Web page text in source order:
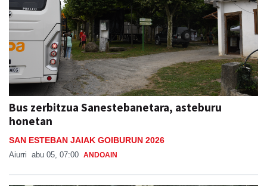
Bus zerbitzua Sanestebanetara, asteburu
honetan
SAN ESTEBAN JAIAK GOIBURUN 2026
Aiurri abu 05, 07:00 ANDOAIN